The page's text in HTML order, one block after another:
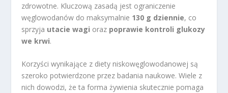
zdrowotne. Kluczową zasadą jest ograniczenie
węglowodanów do maksymalnie 130 g dziennie, co
sprzyja utacie wagi oraz poprawie kontroli glukozy
we krwi.
Korzyści wynikające z diety niskowęglowodanowej są
szeroko potwierdzone przez badania naukowe. Wiele z
nich dowodzi, że ta forma żywienia skutecznie pomaga